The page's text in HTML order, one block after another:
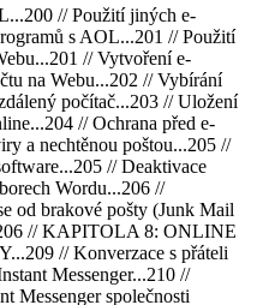
// Použití jiných e-
s AOL...201 // Použití
// Vytvoření e-
na Webu...202 // Vybírání
počítač...203 // Uložení
// Ochrana před e-
a nechtěnou poštou...205 //
// Deaktivace
Wordu...206 //
od brakové pošty (Junk Mail
// KAPITOLA 8: ONLINE
// Konverzace s přáteli
Messenger...210 //
Messenger společnosti